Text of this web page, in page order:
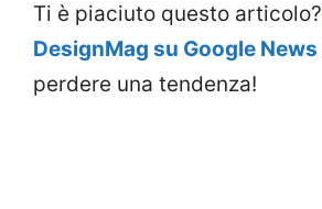
Ti è piaciuto questo articolo?
DesignMag su Google News
perdere una tendenza!